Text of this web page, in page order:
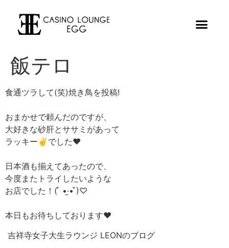
飯テロ
食通ツラして(笑)焼き鳥を投稿!
おまかせで頼んだのですが、
大好きな砂肝とササミがあって
ラッキー✌️でした❤︎
日本酒も揃えてあったので、
今度またトライしたいような
お店でした！( ͒ •·̫• ͒)♡
本日もお待ちしております❤︎
吉祥寺女子大生ラウンジ LEONのブログ